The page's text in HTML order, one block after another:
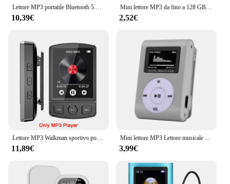
Lettore MP3 portatile Bluetooth 5.0 altoparlante Stereo musicale Mini riproduzione Video MP4 con schermo a LED registrazione Radio FM per Walkman
10,39€
Mini lettore MP3 da fino a 128 GB Bluetooth 5.4 HiFi MP3 Walkman Touch screen da 2,4 pollici Lettore musicale video Altoparlante incorporato Radio FM
2,52€
Lettore MP3 Walkman sportivo portatile con clip Suono HiFi Walkman per studenti 5.0 compatibile con Bluetooth Schermo da 1,8 pollici con radio FM E-Book
11,89€
Mini lettore MP3 Lettore musicale portatile con interfaccia da 3 5 mm
3,99€